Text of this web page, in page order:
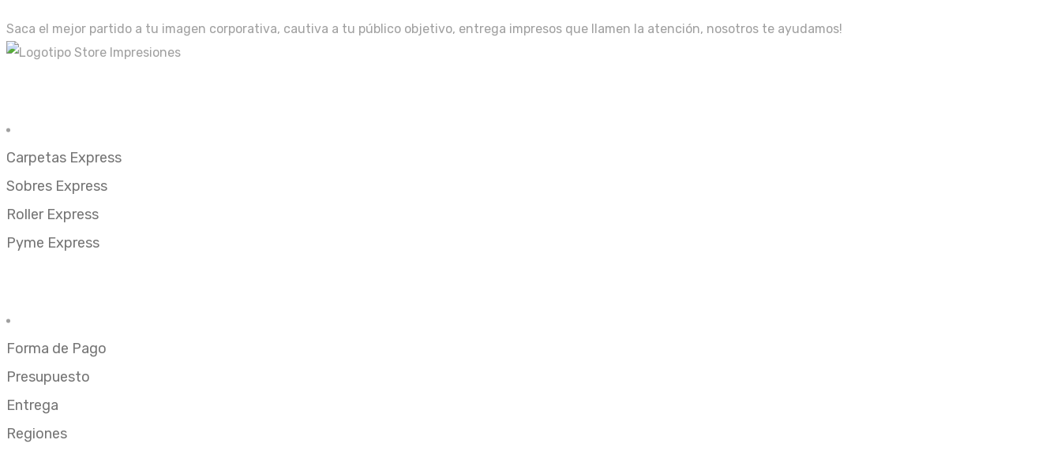
Saca el mejor partido a tu imagen corporativa, cautiva a tu público objetivo, entrega impresos que llamen la atención, nosotros te ayudamos!
Carpetas Express
Sobres Express
Roller Express
Pyme Express
Forma de Pago
Presupuesto
Entrega
Regiones